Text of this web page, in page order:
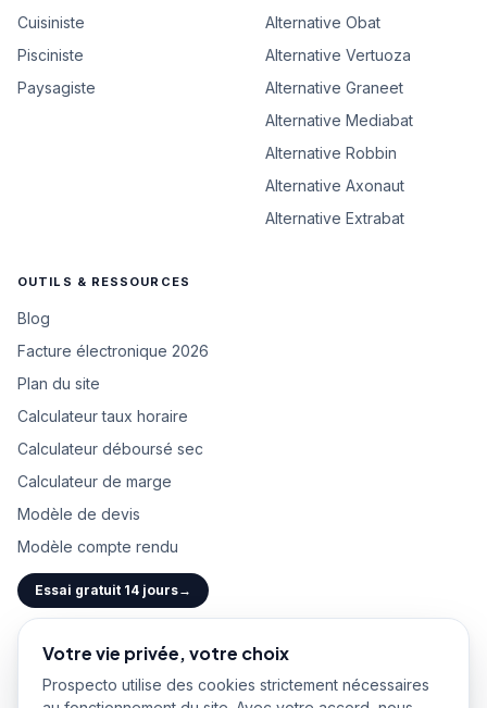
Cuisiniste
Pisciniste
Paysagiste
Alternative Obat
Alternative Vertuoza
Alternative Graneet
Alternative Mediabat
Alternative Robbin
Alternative Axonaut
Alternative Extrabat
OUTILS & RESSOURCES
Blog
Facture électronique 2026
Plan du site
Calculateur taux horaire
Calculateur déboursé sec
Calculateur de marge
Modèle de devis
Modèle compte rendu
Essai gratuit 14 jours→
Mentions légalesÀ proposAffiliationPolitique de confidentialitéCGU
Votre vie privée, votre choix
Prospecto utilise des cookies strictement nécessaires